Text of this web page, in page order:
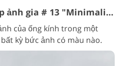
Biểu trưng của Nhiếp ảnh gia # 13 "Minimalistic"
của ống kính trong một
kỳ bức ảnh có màu nào.